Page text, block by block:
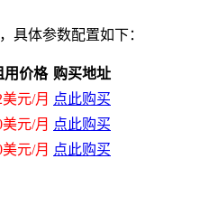
具体参数配置如下：
用价格 购买地址
美元/月 点此购买
美元/月 点此购买
美元/月 点此购买